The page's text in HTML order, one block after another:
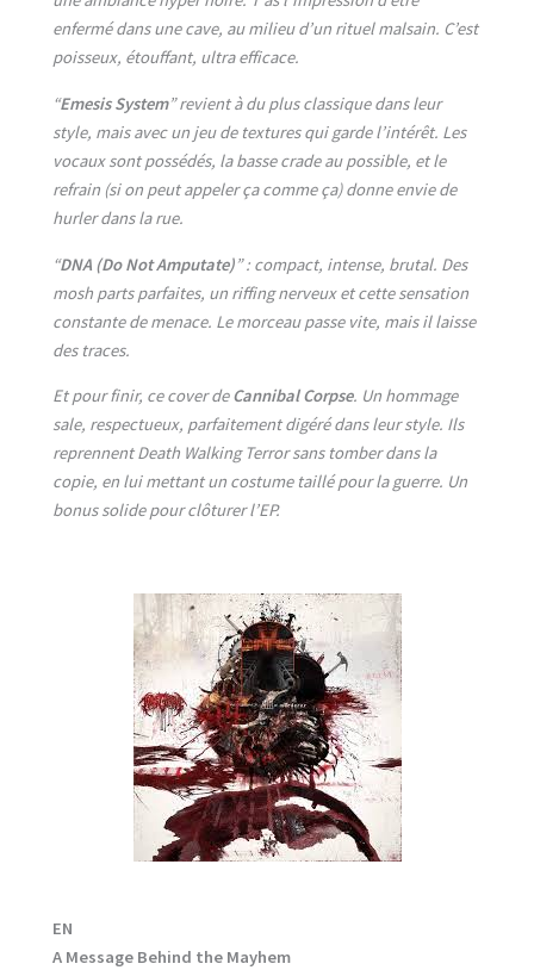
enfermé dans une cave, au milieu d’un rituel malsain. C’est
poisseux, étouffant, ultra efficace.
“Emesis System” revient à du plus classique dans leur
style, mais avec un jeu de textures qui garde l’intérêt. Les
vocaux sont possédés, la basse crade au possible, et le
refrain (si on peut appeler ça comme ça) donne envie de
hurler dans la rue.
“DNA (Do Not Amputate)” : compact, intense, brutal. Des
mosh parts parfaites, un riffing nerveux et cette sensation
constante de menace. Le morceau passe vite, mais il laisse
des traces.
Et pour finir, ce cover deCannibal Corpse. Un hommage
sale, respectueux, parfaitement digéré dans leur style. Ils
reprennent Death Walking Terror sans tomber dans la
copie, en lui mettant un costume taillé pour la guerre. Un
bonus solide pour clôturer l’EP.
EN
A Message Behind the Mayhem